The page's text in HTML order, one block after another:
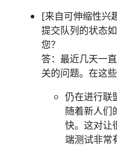
[来自可伸缩性兴
提交队列的状态
您？
答：最近几天一
关的问题。在这
仍在进行联
随着新人们
快。这对让
端测试非常